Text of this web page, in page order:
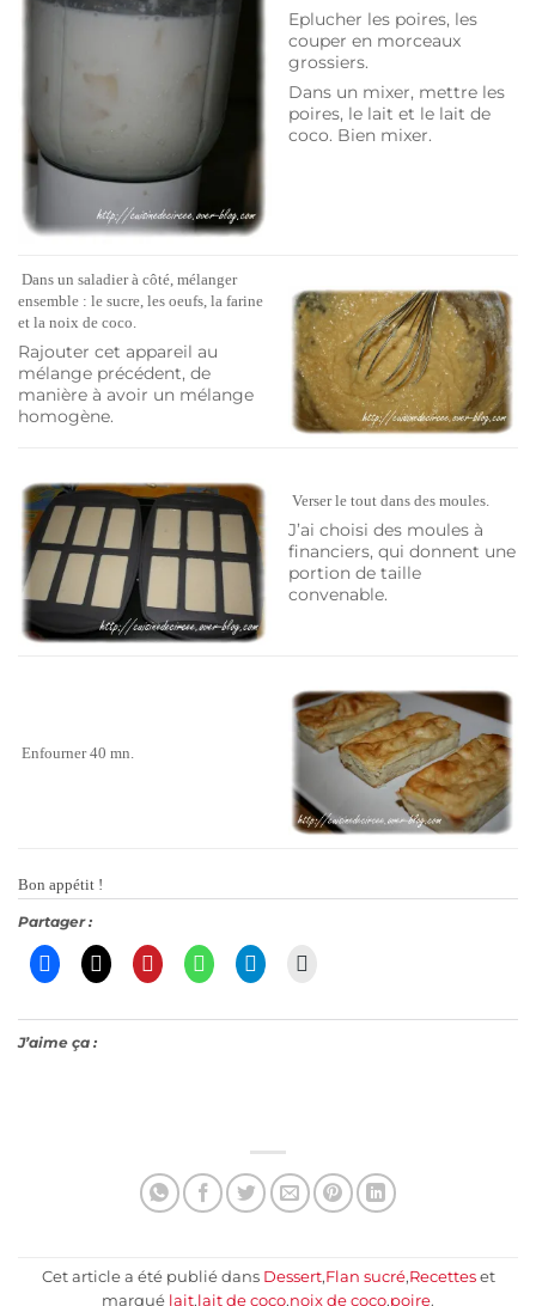
Eplucher les poires, les
couper en morceaux
grossiers.
Dans un mixer, mettre les
poires, le lait et le lait de
coco. Bien mixer.
Dans un saladier à côté, mélanger
ensemble : le sucre, les oeufs, la farine
et la noix de coco.
Rajouter cet appareil au
mélange précédent, de
manière à avoir un mélange
homogène.
Verser le tout dans des moules.
J’ai choisi des moules à
financiers, qui donnent une
portion de taille
convenable.
Enfourner 40 mn.
Bon appétit !
Partager :
J’aime ça :
Cet article a été publié dans Dessert,Flan sucré,Recetteset
marqué lait,lait de coco,noix de coco,poire.